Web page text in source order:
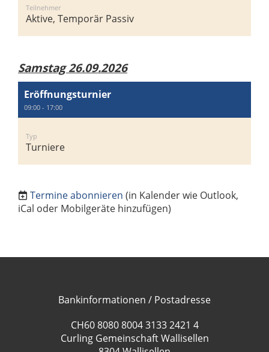
Teilnehmer
Aktive, Temporär Passiv
Samstag 26.09.2026
Eröffnungsturnier
09:00 - 17:00
Typ
Turniere
Termine abonnieren (in Kalender wie Outlook,
iCal oder Mobilgeräte hinzufügen)
Bankinformationen / Postadresse
CH60 8080 8004 3133 2421 4
Curling Gemeinschaft Wallisellen